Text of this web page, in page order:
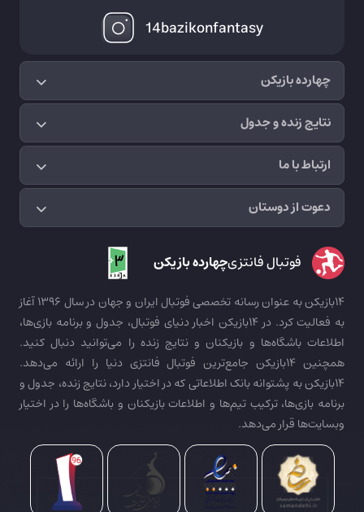
چهارده بازیکن
نتایج زنده و جدول
ارتباط با ما
دعوت از دوستان
14bazikonfantasy
فوتبال فانتزیچهارده بازیکن
14بازیکن به عنوان رسانه تخصصی فوتبال ایران و جهان در سال 1396 آغاز
به فعالیت کرد. در 14بازیکن اخبار دنیای فوتبال، جدول و برنامه بازی‌ها،
اطلاعات باشگاه‌ها و بازیکنان و نتایج زنده را می‌توانید دنبال کنید.
همچنین 14بازیکن جامع‌ترین فوتبال فانتزی دنیا را ارائه می‌دهد.
14بازیکن به پشتوانه بانک اطلاعاتی که در اختیار دارد، نتایج زنده، جدول و
برنامه بازی‌ها، ترکیب تیم‌ها و اطلاعات بازیکنان و باشگاه‌ها را در اختیار
وبسایت‌ها قرار می‌دهد.